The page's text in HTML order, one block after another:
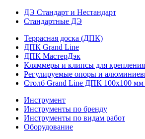
ДЭ Стандарт и Нестандарт
Стандартные ДЭ
Террасная доска (ДПК)
ДПК Grand Line
ДПК МастерДэк
Кляммеры и клипсы для
Регулируемые опоры и
Столб Grand Line ДПК 100х100 мм
Инструмент
Инструменты по бренду
Инструменты по видам работ
Оборудование